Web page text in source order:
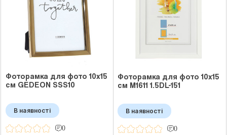
Фоторамка для фото 10x15
см GEDEON SSS10
В наявності
0
Фоторамка для фото 10x15
см M1611 1.5DL-151
В наявності
0